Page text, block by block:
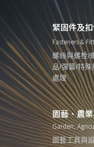
緊固件及
Fasteners &
螺絲與螺栓/
品/彈簧/特殊
處理
園藝、農
Garden,
園藝工具與